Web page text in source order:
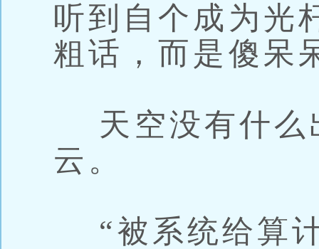
听到自个成为光
粗话，而是傻呆
天空没有什么
云。
“被系统给算